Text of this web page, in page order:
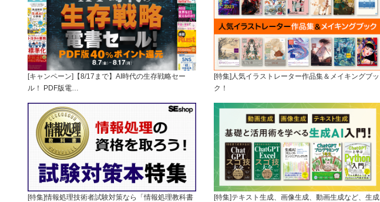
[キャンペーン]【8/17まで】AI時代の生存戦略セー
ル！ PDF版電…
[特集]人気イラストレーター作品集＆メイキングブッ
ク！
[特集]情報処理技術者試験対策なら「情報処理教科書
[特集]テキスト生成、画像生成、動画生成など、生成